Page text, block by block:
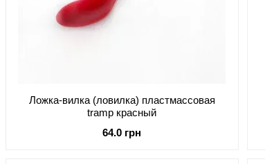
Ложка-вилка (ловилка) пластмассовая
tramp красный
64.0 грн